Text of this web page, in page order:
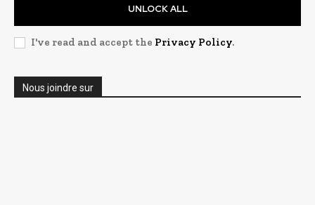
UNLOCK ALL
I've read and accept the Privacy Policy.
Nous joindre sur